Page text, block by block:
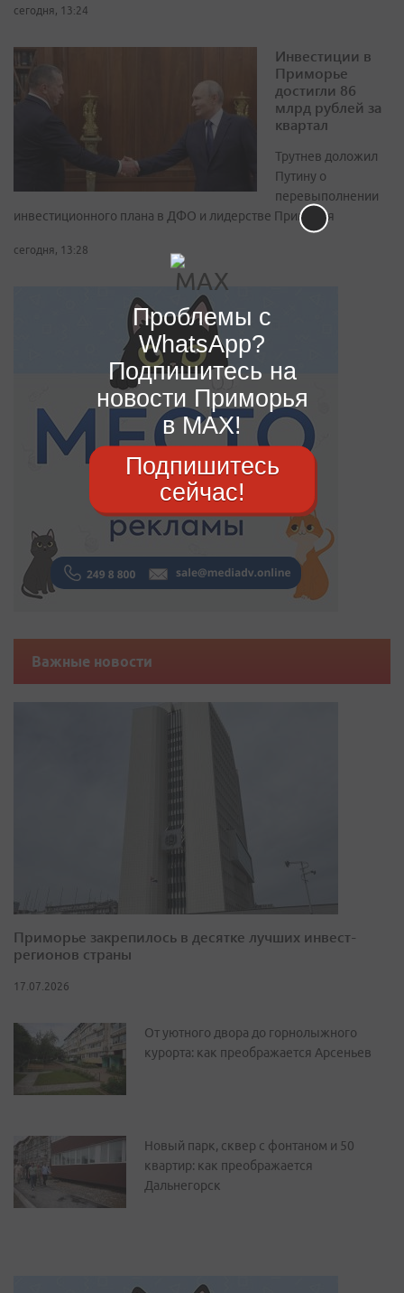
сегодня, 13:24
Инвестиции в
Приморье
достигли 86
млрд рублей за
квартал
Трутнев доложил
Путину о
перевыполнении
инвестиционного плана в ДФО и лидерстве Приморья
сегодня, 13:28
Важные новости
Приморье закрепилось в десятке лучших инвест-
регионов страны
17.07.2026
От уютного двора до горнолыжного
курорта: как преображается Арсеньев
Новый парк, сквер с фонтаном и 50
квартир: как преображается
Дальнегорск
Проблемы с
WhatsApp?
Подпишитесь на
новости Приморья
в MAX!
Подпишитесь
сейчас!